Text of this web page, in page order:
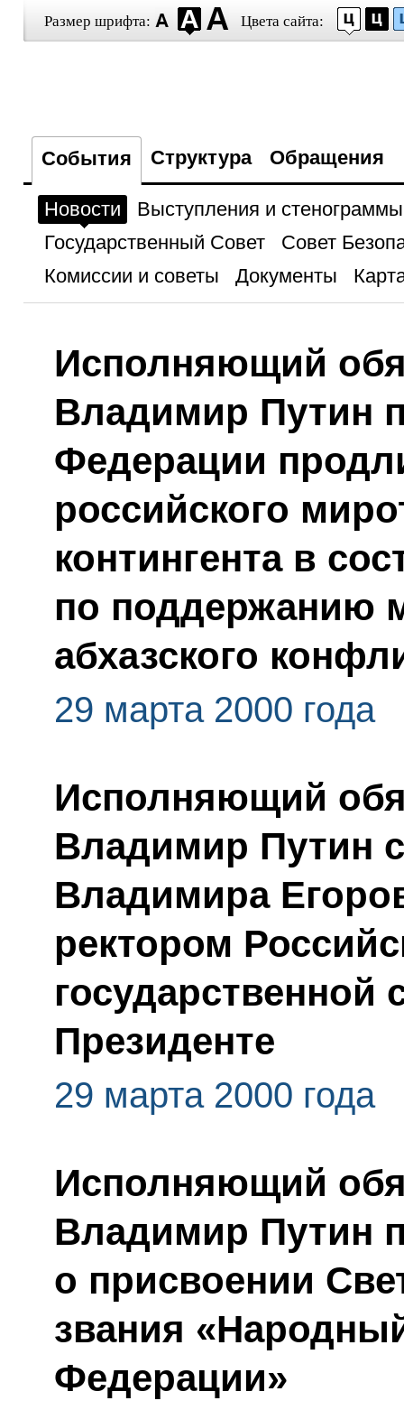
Размер шрифта: Цвета сайта:
События Структура Обращения
Новости
Выступления и стенограммы
Государственный Совет
Совет
Комиссии и советы
Документы
Исполняющий
Владимир Путин
Федерации
российского
контингента в
по поддержанию
абхазского
29 марта 2000 года
Исполняющий
Владимир Путин
Владимира
ректором
Президенте
29 марта 2000 года
Исполняющий
Владимир Путин
о присвоении
звания
Федерации»